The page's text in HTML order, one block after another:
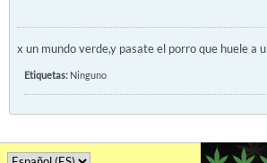
x un mundo verde,y pasate el porro que huele a u
Etiquetas: Ninguno